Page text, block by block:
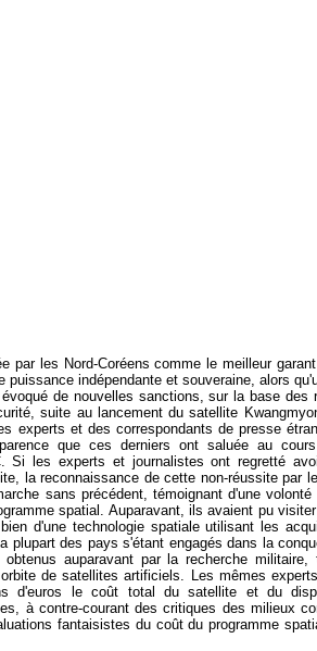
par les Nord-Coréens comme le meilleur
puissance indépendante et souveraine, alors
de nouvelles sanctions, sur la base des
suite au lancement du satellite
experts et des correspondants de presse
que ces derniers ont saluée au
Si les experts et journalistes ont regretté
la reconnaissance de cette non-réussite par
sans précédent, témoignant d'une
spatial. Auparavant, ils avaient pu
d'une technologie spatiale utilisant les
plupart des pays s'étant engagés dans la
auparavant par la recherche
de satellites artificiels. Les mêmes
d'euros le coût total du satellite et du
à contre-courant des critiques des milieux
fantaisistes du coût du programme